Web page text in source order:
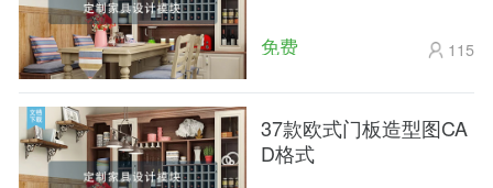
115
免费
37款欧式门板造型图CA
D格式